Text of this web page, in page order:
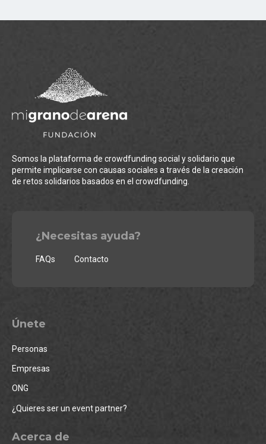
Somos la plataforma de crowdfunding social y solidario que
permite implicarse con causas sociales a través de la creación
de retos solidarios basados en el crowdfunding.
¿Necesitas ayuda?
FAQs Contacto
Únete
Personas
Empresas
ONG
¿Quieres ser un event partner?
Acerca de